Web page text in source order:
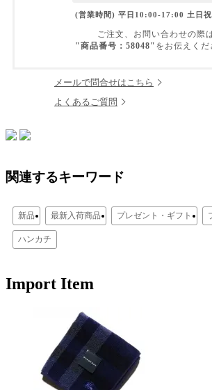
(営業時間) 平日10:00-17:00 土日祝
ご注文、お問い合わせの際
"商品番号：58048" をお伝えくだ
メールで問合せはこちら
よくあるご質問
関連するキーワード
新品 最新入荷商品 プレゼント・ギフト
ハンカチ
Import Item